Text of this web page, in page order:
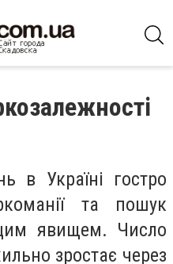
в Україні гостро
та пошук
явищем. Число
зростає через